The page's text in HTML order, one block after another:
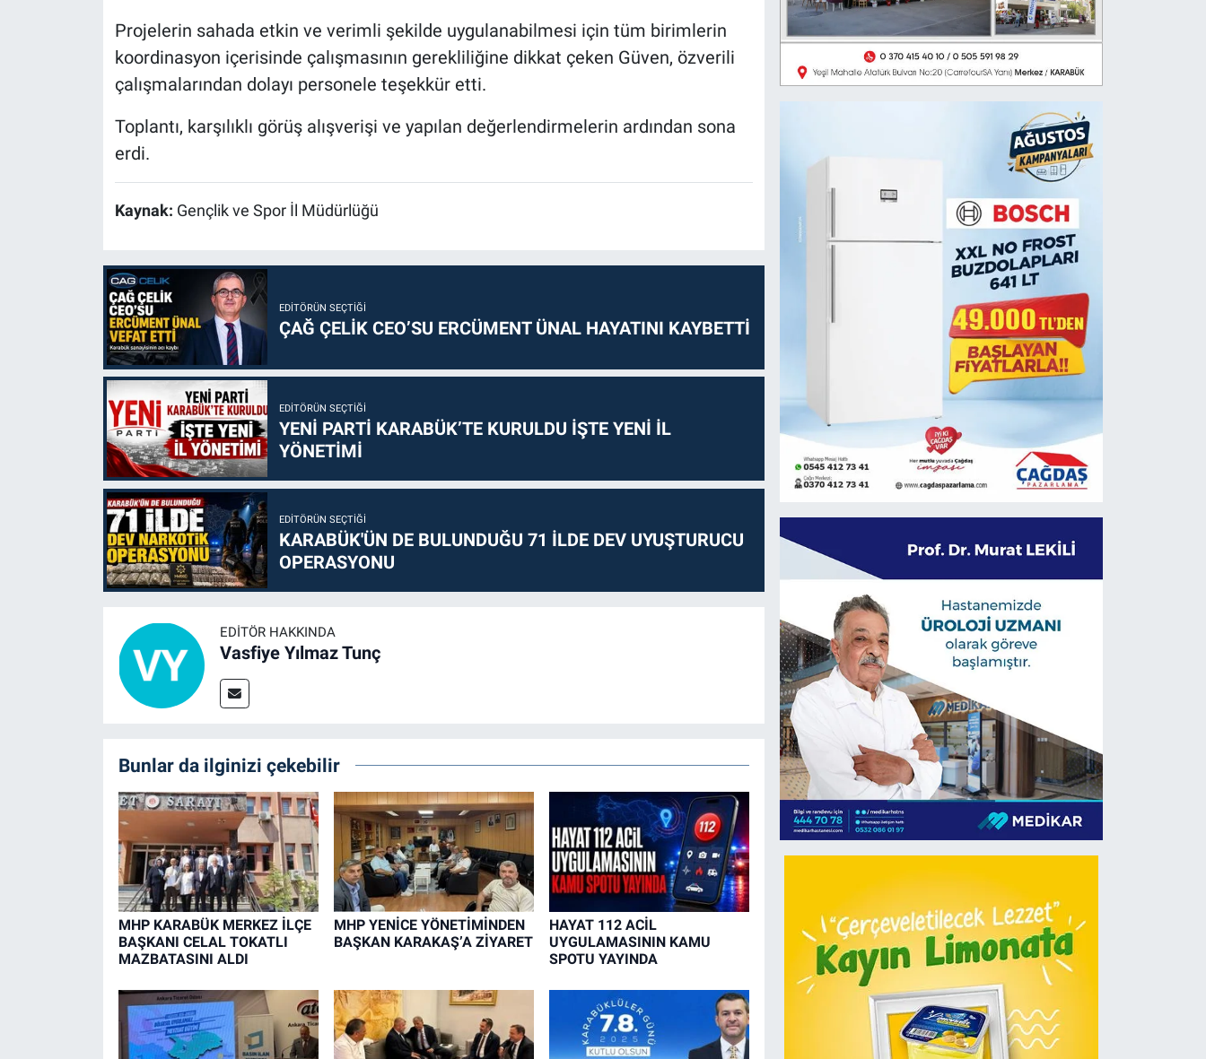
Projelerin sahada etkin ve verimli şekilde uygulanabilmesi için tüm birimlerin
koordinasyon içerisinde çalışmasının gerekliliğine dikkat çeken Güven, özverili
çalışmalarından dolayı personele teşekkür etti.
Toplantı, karşılıklı görüş alışverişi ve yapılan değerlendirmelerin ardından sona
erdi.
Kaynak: Gençlik ve Spor İl Müdürlüğü
EDITÖRÜN SEÇTIĞI
ÇAĞ ÇELİK CEO’SU ERCÜMENT ÜNAL HAYATINI KAYBETTİ
EDITÖRÜN SEÇTIĞI
YENİ PARTİ KARABÜK’TE KURULDU İŞTE YENİ İL
YÖNETİMİ
EDITÖRÜN SEÇTIĞI
KARABÜK'ÜN DE BULUNDUĞU 71 İLDE DEV UYUŞTURUCU
OPERASYONU
EDITÖR HAKKINDA
Vasfiye Yılmaz Tunç
Bunlar da ilginizi çekebilir
MHP KARABÜK MERKEZ İLÇE
BAŞKANI CELAL TOKATLI
MAZBATASINI ALDI
MHP YENİCE YÖNETİMİNDEN
BAŞKAN KARAKAŞ’A ZİYARET
HAYAT 112 ACİL
UYGULAMASININ KAMU
SPOTU YAYINDA